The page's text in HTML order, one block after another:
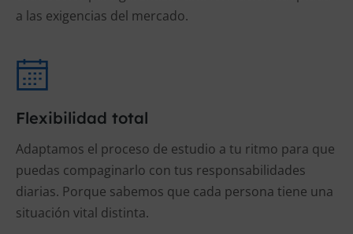
a las exigencias del mercado.
Flexibilidad total
Adaptamos el proceso de estudio a tu ritmo para que
puedas compaginarlo con tus responsabilidades
diarias. Porque sabemos que cada persona tiene una
situación vital distinta.